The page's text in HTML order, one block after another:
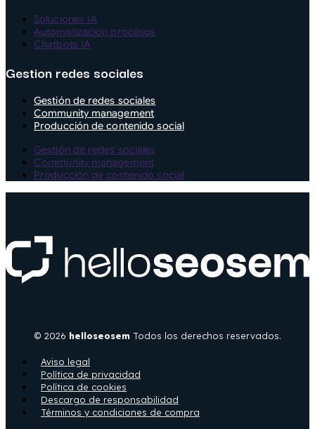
Soluciones IA
Automatización procesos
Chatbots IA
Gestion redes sociales
Gestión de redes sociales
Community management
Producción de contenido social
Gestión de redes sociales
Community management
Producción de contenido social
© 2026 helloseosem Todos los derechos reservados.
Aviso legal
Política de privacidad
Política de cookies
Descargo de responsabilidad
Términos y condiciones de compra